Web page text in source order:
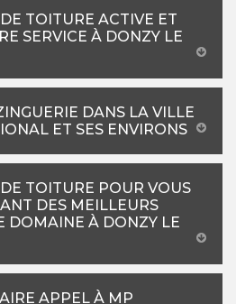
TOITURE ACTIVE ET
SERVICE À DONZY LE
DANS LA VILLE
ET SES ENVIRONS
TOITURE POUR VOUS
DES MEILLEURS
DOMAINE À DONZY LE
APPEL À MP